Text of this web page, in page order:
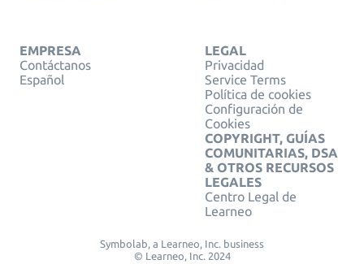
EMPRESA
Contáctanos
Español
LEGAL
Privacidad
Service Terms
Política de cookies
Configuración de
Cookies
COPYRIGHT, GUÍAS
COMUNITARIAS, DSA
& OTROS RECURSOS
LEGALES
Centro Legal de
Learneo
Symbolab, a Learneo, Inc. business
© Learneo, Inc. 2024